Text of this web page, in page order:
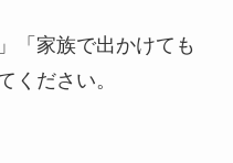
「家族で出かけても
ください。